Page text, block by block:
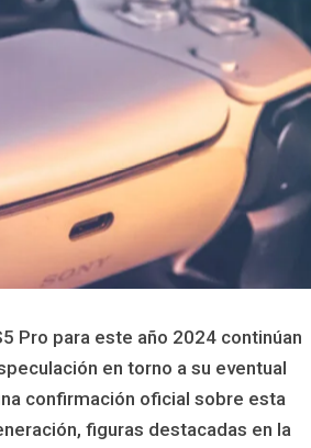
Pro para este año 2024 continúan
en torno a su eventual
confirmación oficial sobre esta
figuras destacadas en la